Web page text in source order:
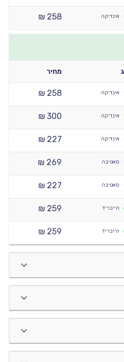
אינדיקה 258 ₪
מחיר
אינדיקה
258 ₪
אינדיקה
300 ₪
אינדיקה
227 ₪
סאטיבה
269 ₪
סאטיבה
227 ₪
הייבריד
259 ₪
הייבריד 259 ₪